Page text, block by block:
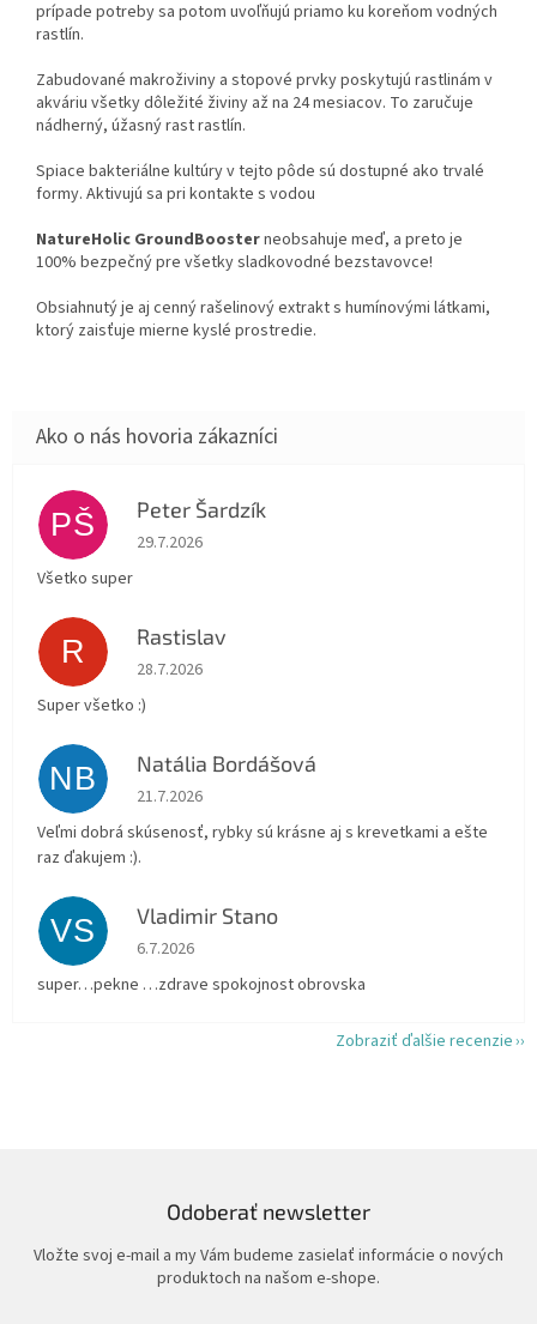
prípade potreby sa potom uvoľňujú priamo ku koreňom vodných
rastlín.
Zabudované makroživiny a stopové prvky poskytujú rastlinám v
akváriu všetky dôležité živiny až na 24 mesiacov. To zaručuje
nádherný, úžasný rast rastlín.
Spiace bakteriálne kultúry v tejto pôde sú dostupné ako trvalé
formy. Aktivujú sa pri kontakte s vodou
NatureHolic GroundBoosterneobsahuje meď, a preto je
100% bezpečný pre všetky sladkovodné bezstavovce!
Obsiahnutý je aj cenný rašelinový extrakt s humínovými látkami,
ktorý zaisťuje mierne kyslé prostredie.
PŠ Peter Šardzík
Hodnotenie obchodu je 5 z 5 hviezdičiek.
29.7.2026
Všetko super
R Rastislav
Hodnotenie obchodu je 5 z 5 hviezdičiek.
28.7.2026
Super všetko :)
NB Natália Bordášová
Hodnotenie obchodu je 5 z 5 hviezdičiek.
21.7.2026
Veľmi dobrá skúsenosť, rybky sú krásne aj s krevetkami a ešte
raz ďakujem :).
VS Vladimir Stano
Hodnotenie obchodu je 5 z 5 hviezdičiek.
6.7.2026
super…pekne …zdrave spokojnost obrovska
Zobraziť ďalšie recenzie
Odoberať newsletter
Vložte svoj e-mail a my Vám budeme zasielať informácie o nových
produktoch na našom e-shope.